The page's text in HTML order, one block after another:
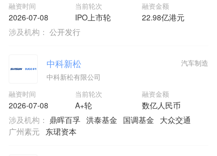
融资时间
2026-07-08
当前轮次
IPO上市轮
融资金额
22.98亿港元
涉及机构： 公开发行
中科新松
中科新松有限公司
融资时间
2026-07-08
当前轮次
A+轮
融资金额
数亿人民币
汽车制造
涉及机构： 鼎晖百孚 洪泰基金 国调基金
大众交通
广州素元
东珺资本